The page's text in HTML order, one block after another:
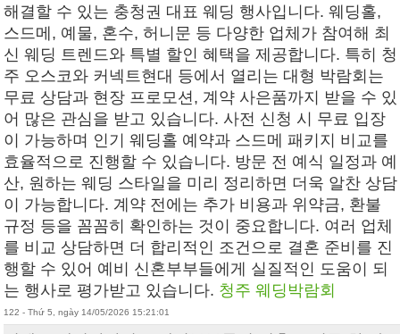
해결할 수 있는 충청권 대표 웨딩 행사입니다. 웨딩홀,
스드메, 예물, 혼수, 허니문 등 다양한 업체가 참여해 최
신 웨딩 트렌드와 특별 할인 혜택을 제공합니다. 특히 청
주 오스코와 커넥트현대 등에서 열리는 대형 박람회는
무료 상담과 현장 프로모션, 계약 사은품까지 받을 수 있
어 많은 관심을 받고 있습니다. 사전 신청 시 무료 입장
이 가능하며 인기 웨딩홀 예약과 스드메 패키지 비교를
효율적으로 진행할 수 있습니다. 방문 전 예식 일정과 예
산, 원하는 웨딩 스타일을 미리 정리하면 더욱 알찬 상담
이 가능합니다. 계약 전에는 추가 비용과 위약금, 환불
규정 등을 꼼꼼히 확인하는 것이 중요합니다. 여러 업체
를 비교 상담하면 더 합리적인 조건으로 결혼 준비를 진
행할 수 있어 예비 신혼부부들에게 실질적인 도움이 되
는 행사로 평가받고 있습니다. 청주 웨딩박람회
122 - Thứ 5, ngày 14/05/2026 15:21:01